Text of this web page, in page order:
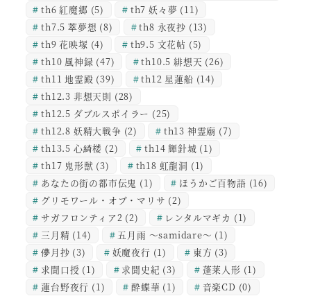
th6 紅魔郷 (5) th7 妖々夢 (11)
th7.5 萃夢想 (8) th8 永夜抄 (13)
th9 花映塚 (4) th9.5 文花帖 (5)
th10 風神録 (47) th10.5 緋想天 (26)
th11 地霊殿 (39) th12 星蓮船 (14)
th12.3 非想天則 (28)
th12.5 ダブルスポイラー (25)
th12.8 妖精大戦争 (2) th13 神霊廟 (7)
th13.5 心綺楼 (2) th14 輝針城 (1)
th17 鬼形獣 (3) th18 虹龍洞 (1)
あなたの街の都市伝鬼 (1) ほうかご百物語 (16)
グリモワール・オブ・マリサ (2)
サガフロンティア2 (2) レンタルマギカ (1)
三月精 (14) 五月雨 ～samidare～ (1)
儚月抄 (3) 妖魔夜行 (1) 東方 (3)
求聞口授 (1) 求聞史紀 (3) 蓬莱人形 (1)
蓮台野夜行 (1) 酔蝶華 (1) 音楽CD (0)